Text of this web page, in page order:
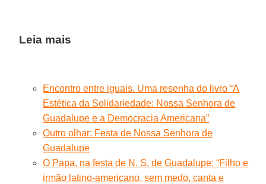
Leia mais
Encontro entre iguais. Uma resenha do livro “A
Estética da Solidariedade: Nossa Senhora de
Guadalupe e a Democracia Americana”
Outro olhar: Festa de Nossa Senhora de
Guadalupe
O Papa, na festa de N. S. de Guadalupe: “Filho e
irmão latino-americano, sem medo, canta e